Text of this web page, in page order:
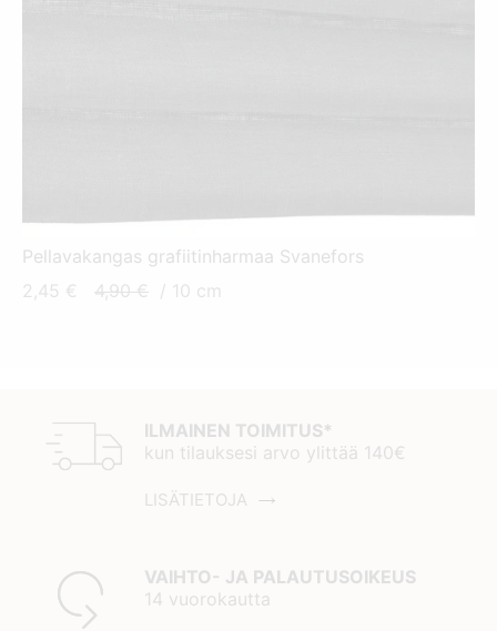
Pellavakangas grafiitinharmaa Svanefors
2,45 €
Nykyinen
4,90€ Alkuperäinen
/ 10 cm
ILMAINEN TOIMITUS*
kun tilauksesi arvo ylittää 140€
LISÄTIETOJA
VAIHTO- JA PALAUTUSOIKEUS
14 vuorokautta